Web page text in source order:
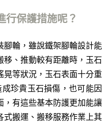
行保護措施呢？
腳輪，雖說鐵架腳輪設計能
移、推動較有距離時 ， 玉石
晃等狀況，玉石表面十分重
成珍貴玉石損傷，也可能因
，有這些基本防護更加能讓
式搬運、搬移服務作業上其